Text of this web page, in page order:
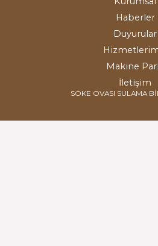
Haberler
Duyurular
Makine
İletişim
SÖKE OVASI SULAMA